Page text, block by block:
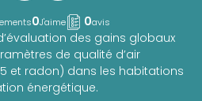
0J'aime 0avis
des gains globaux
de qualité d’air
et radon) dans les habitations
énergétique.